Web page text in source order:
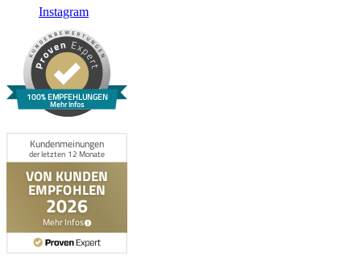
Instagram
100% EMPFEHLUNGEN
Mehr Infos